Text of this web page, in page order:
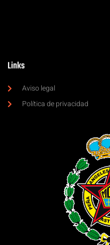
Links
Aviso legal
Política de privacidad